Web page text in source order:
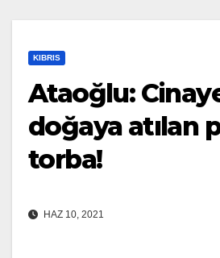
KIBRIS
Ataoğlu:
doğaya atılan
torba!
HAZ 10, 2021